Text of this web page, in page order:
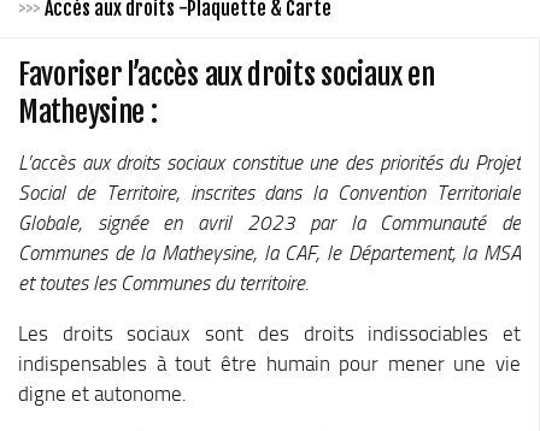
Bus France Services en Matheysine
Les compétences
Le Conseil Communautaire
Les services
La CCM recrute
Publications
Economie & Tourisme
Entreprises & emplois
Développement économique
>>> Accès aux droits -Plaquette & Carte
Favoriser l’accès aux droits sociaux en
Matheysine :
L’accès aux droits sociaux constitue une des priorités du Projet
Social de Territoire, inscrites dans la Convention Territoriale
Globale, signée en avril 2023 par la Communauté de
Communes de la Matheysine, la CAF, le Département, la MSA
et toutes les Communes du territoire.
Les droits sociaux sont des droits indissociables et
indispensables à tout être humain pour mener une vie
digne et autonome.